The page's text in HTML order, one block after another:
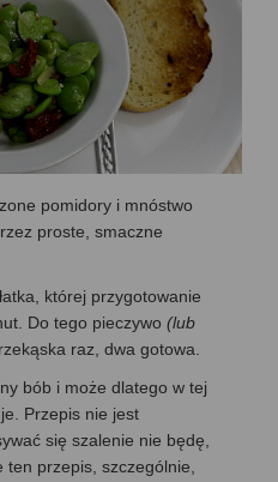
pomidory i mnóstwo
proste, smaczne
której przygotowanie
Do tego pieczywo (lub
raz, dwa gotowa.
bób i może dlatego w tej
Przepis nie jest
się szalenie nie będę,
ten przepis, szczególnie,